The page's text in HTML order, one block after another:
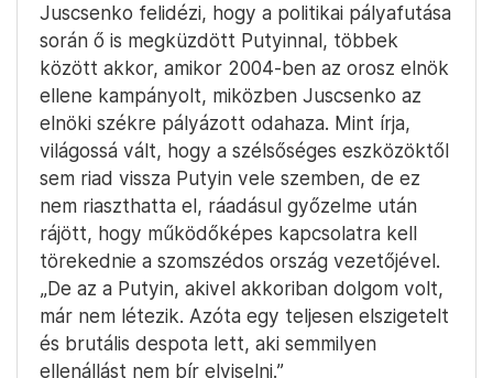
Juscsenko felidézi, hogy a politikai pályafutása
során ő is megküzdött Putyinnal, többek
között akkor, amikor 2004-ben az orosz elnök
ellene kampányolt, miközben Juscsenko az
elnöki székre pályázott odahaza. Mint írja,
világossá vált, hogy a szélsőséges eszközöktől
sem riad vissza Putyin vele szemben, de ez
nem riaszthatta el, ráadásul győzelme után
rájött, hogy működőképes kapcsolatra kell
törekednie a szomszédos ország vezetőjével.
„De az a Putyin, akivel akkoriban dolgom volt,
már nem létezik. Azóta egy teljesen elszigetelt
és brutális despota lett, aki semmilyen
ellenállást nem bír elviselni.”